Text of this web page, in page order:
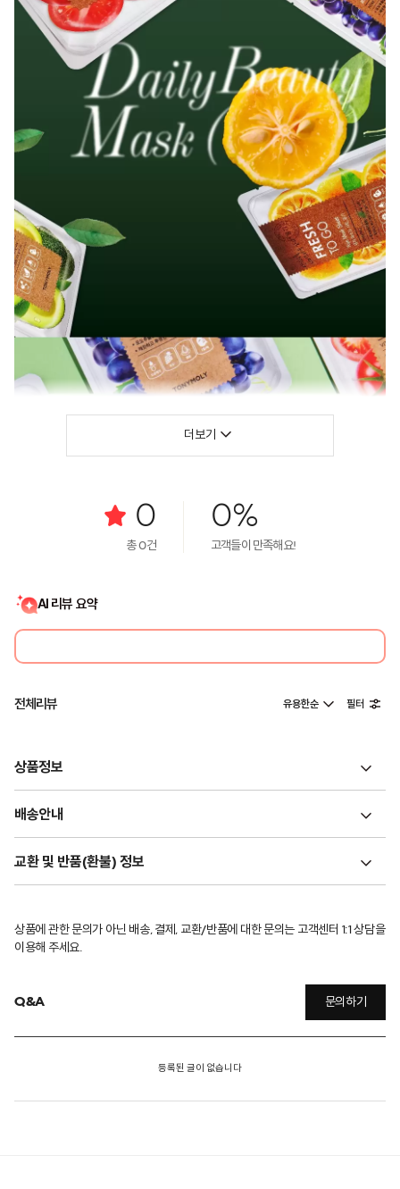
더보기
0
총0건
0%
고객들이 만족해요!
AI 리뷰 요약
전체리뷰 유용한순 필터
상품정보
배송안내
교환 및 반품(환불) 정보
상품에 관한 문의가 아닌 배송, 결제, 교환/반품에 대한 문의는 고객센터 1:1 상담을
이용해 주세요.
Q&A 문의하기
등록된 글이 없습니다